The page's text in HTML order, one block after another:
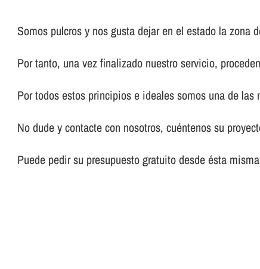
Somos pulcros y nos gusta dejar en el estado la zona
Por tanto, una vez finalizado nuestro servicio,
Por todos estos principios e ideales somos una de
No dude y contacte con nosotros, cuéntenos su
Puede pedir su presupuesto gratuito desde ésta